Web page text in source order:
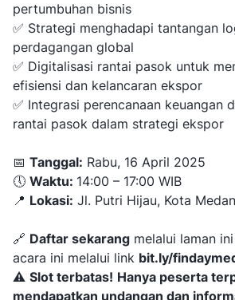
pertumbuhan bisnis
✅ Strategi menghadapi tantangan
perdagangan global
✅ Digitalisasi rantai pasok untuk
efisiensi dan kelancaran ekspor
✅ Integrasi perencanaan keuangan
rantai pasok dalam strategi ekspor
📅 Tanggal: Rabu, 16 April 2025
🕔 Waktu: 14:00 – 17:00 WIB
📍 Lokasi: Jl. Putri Hijau, Kota Medan
🔗 Daftar sekarang melalui laman
acara ini melalui link bit.ly/
⚠️ Slot terbatas! Hanya peserta
mendapatkan undangan dan